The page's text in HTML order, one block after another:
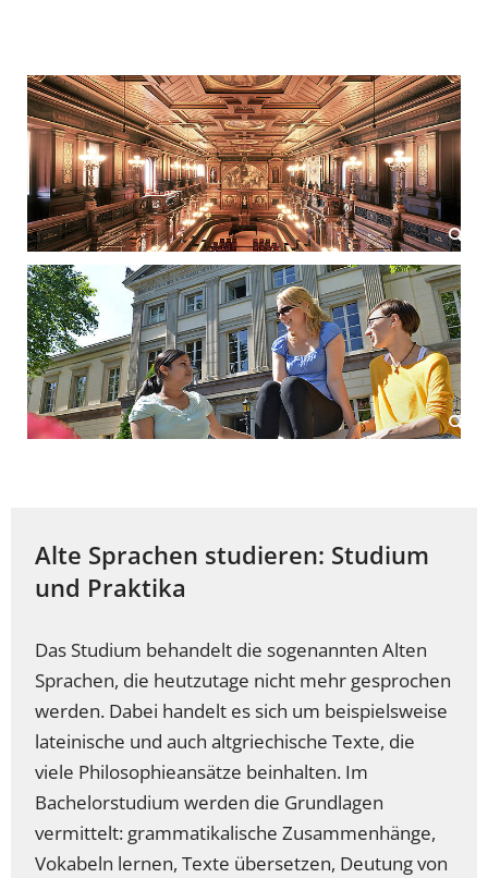
Alte Sprachen studieren: Studium
und Praktika
Das Studium behandelt die sogenannten Alten
Sprachen, die heutzutage nicht mehr gesprochen
werden. Dabei handelt es sich um beispielsweise
lateinische und auch altgriechische Texte, die
viele Philosophieansätze beinhalten. Im
Bachelorstudium werden die Grundlagen
vermittelt: grammatikalische Zusammenhänge,
Vokabeln lernen, Texte übersetzen, Deutung von